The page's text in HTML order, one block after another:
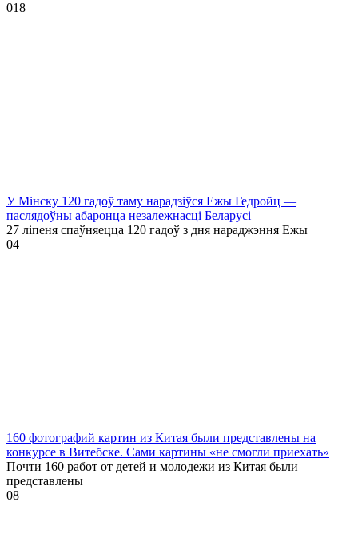
018
У Мінску 120 гадоў таму нарадзіўся Ежы Гедройц —
паслядоўны абаронца незалежнасці Беларусі
27 ліпеня спаўняецца 120 гадоў з дня нараджэння Ежы
04
160 фотографий картин из Китая были представлены на
конкурсе в Витебске. Сами картины «не смогли приехать»
Почти 160 работ от детей и молодежи из Китая были
представлены
08